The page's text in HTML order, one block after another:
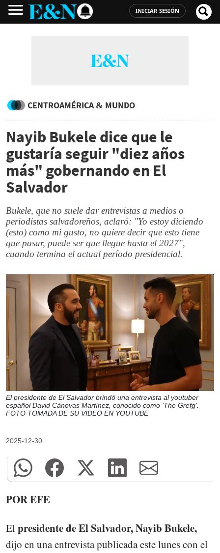
INICIAR SESIÓN
CENTROAMÉRICA & MUNDO
Nayib Bukele dice que le
gustaría seguir "diez años
más" gobernando en El
Salvador
Bukele, que no suele dar entrevistas a medios o
periodistas salvadoreños, aclaró: "Yo estoy diciendo
(esto) como mi gusto, no quiere decir que esto tiene
que pasar, puede ser que llegue hasta el 2027",
cuando termina el actual período presidencial.
El presidente de El Salvador brindó una entrevista al youtuber
español David Cánovas Martínez, conocido como 'The Grefg'.
FOTO TOMADA DE SU VIDEO EN YOUTUBE
2025-12-30
POR EFE
Elpresidente de El Salvador, Nayib Bukele,
dijo en una entrevista publicada este lunes con el